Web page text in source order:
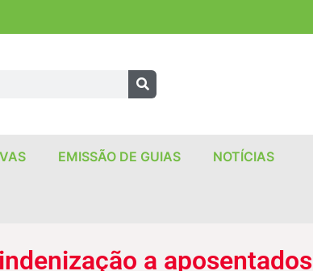
EMISSÃO DE GUIAS NOTÍCIAS
a aposentados